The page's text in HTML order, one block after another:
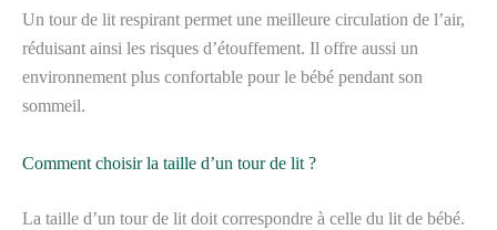
Un tour de lit respirant permet une meilleure circulation de l’air,
réduisant ainsi les risques d’étouffement. Il offre aussi un
environnement plus confortable pour le bébé pendant son
sommeil.
Comment choisir la taille d’un tour de lit ?
La taille d’un tour de lit doit correspondre à celle du lit de bébé.